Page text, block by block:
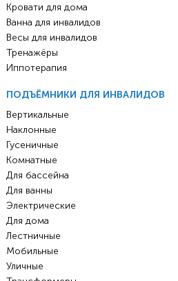
Кровати для дома
Ванна для инвалидов
Весы для инвалидов
Тренажёры
Иппотерапия
ПОДЪЁМНИКИ ДЛЯ ИНВАЛИДОВ
Вертикальные
Наклонные
Гусеничные
Комнатные
Для бассейна
Для ванны
Электрические
Для дома
Лестничные
Мобильные
Уличные